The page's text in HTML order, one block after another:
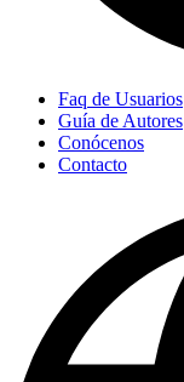
Faq de Usuarios
Guía de Autores
Conócenos
Contacto